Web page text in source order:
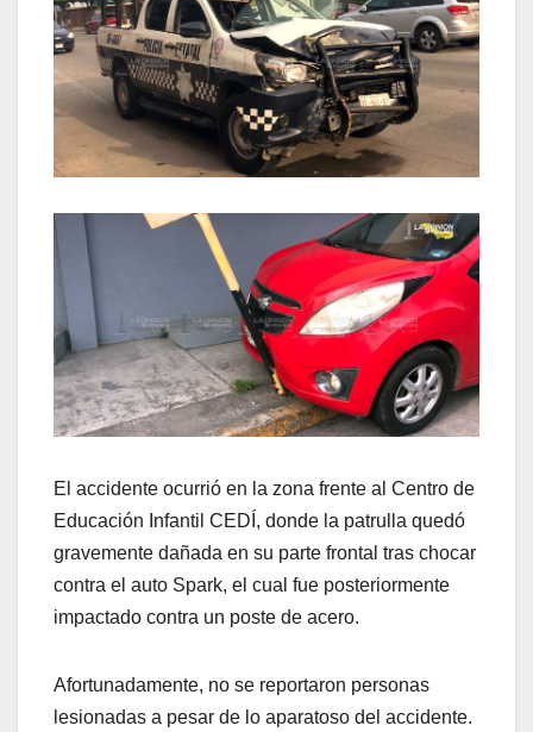
El accidente ocurrió en la zona frente al Centro de
Educación Infantil CEDÍ, donde la patrulla quedó
gravemente dañada en su parte frontal tras chocar
contra el auto Spark, el cual fue posteriormente
impactado contra un poste de acero.
Afortunadamente, no se reportaron personas
lesionadas a pesar de lo aparatoso del accidente.